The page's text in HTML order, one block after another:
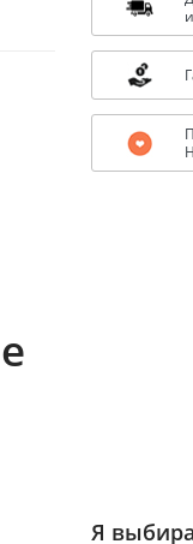
Я